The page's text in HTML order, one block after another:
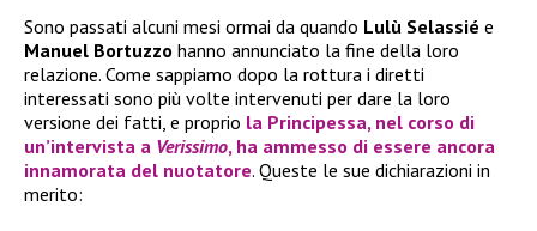
Sono passati alcuni mesi ormai da quando Lulù Selassié e
Manuel Bortuzzo hanno annunciato la fine della loro
relazione. Come sappiamo dopo la rottura i diretti
interessati sono più volte intervenuti per dare la loro
versione dei fatti, e proprio la Principessa, nel corso di
un’intervista a Verissimo, ha ammesso di essere ancora
innamorata del nuotatore. Queste le sue dichiarazioni in
merito: